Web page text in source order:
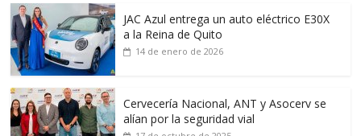
JAC Azul entrega un auto eléctrico E30X
a la Reina de Quito
14 de enero de 2026
Cervecería Nacional, ANT y Asocerv se
alían por la seguridad vial